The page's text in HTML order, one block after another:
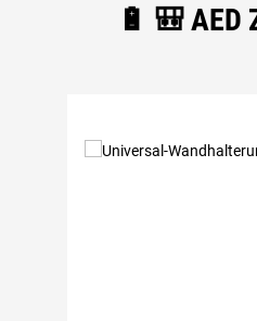
🔋 🎒 AED